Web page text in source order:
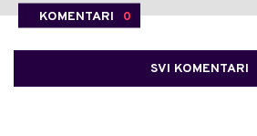
KOMENTARI 0
SVI KOMENTARI